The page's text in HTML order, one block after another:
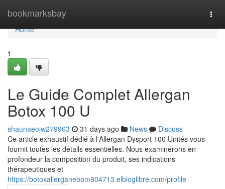
bookmarksbay
Home
Home
1
Le Guide Complet Allergan
Botox 100 U
shaunaeojw279963 31 days ago News
Discuss
Ce article exhaustif dédié à l'Allergan Dysport 100 Unités vous
fournit toutes les détails essentielles. Nous examinerons en
profondeur la composition du produit, ses indications
thérapeutiques et
https://botoxallerganebom804713.elbloglibre.com/profile